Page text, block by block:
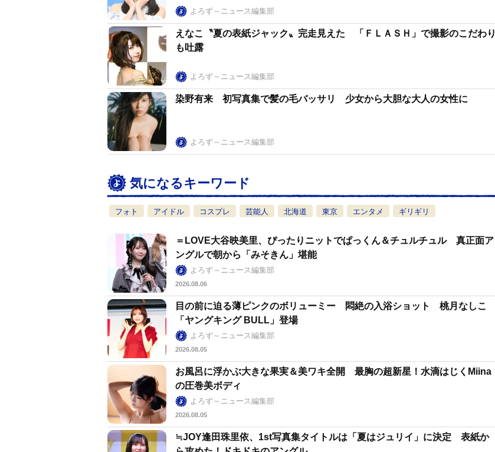
よろず～ニュース編集部
えなこ〝夏の表紙ジャック〟完走見えた 「ＦＬＡＳＨ」で撮影のこだわり
も吐露
よろず～ニュース編集部
染野有来 初写真集で髪の毛バッサリ 少女から大胆な大人の女性に
よろず～ニュース編集部
気になるキーワード
フォト アイドル コスプレ 芸能人 北海道 東京 エンタメ ギリギリ
＝LOVE大谷映美里、ぴったりニットでぱっくん＆チュルチュル 真正面ア
ングルで朝から「みそきん」堪能
よろず～ニュース編集部
2026.08.06
目の前に迫る薄ピンクのボリューミー 悶絶の入浴ショット 桃月なしこ
「ヤングキング BULL」登場
よろず～ニュース編集部
2026.08.05
お風呂に浮かぶ大きな果実＆美ワキ全開 最胸の超新星！水滴はじくMiina
の圧巻美ボディ
よろず～ニュース編集部
2026.08.05
≒JOY逢田珠里依、1st写真集タイトルは「夏はジュリイ」に決定 表紙か